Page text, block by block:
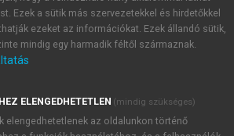
a MeRSZ újdonságairól, akcióiról.
az Akadémiai Kiadó Zrt. újdonságairól,
tájékoztatóbanfoglaltakat tudomásul
Ezek a sütik más szervezetekkel és hirdetőkkel
ezeket az információkat. Ezek állandó sütik,
mindig egy harmadik féltől származnak.
ELENGEDHETETLEN (mindig szükséges)
elengedhetetlenek az oldalunkon történő